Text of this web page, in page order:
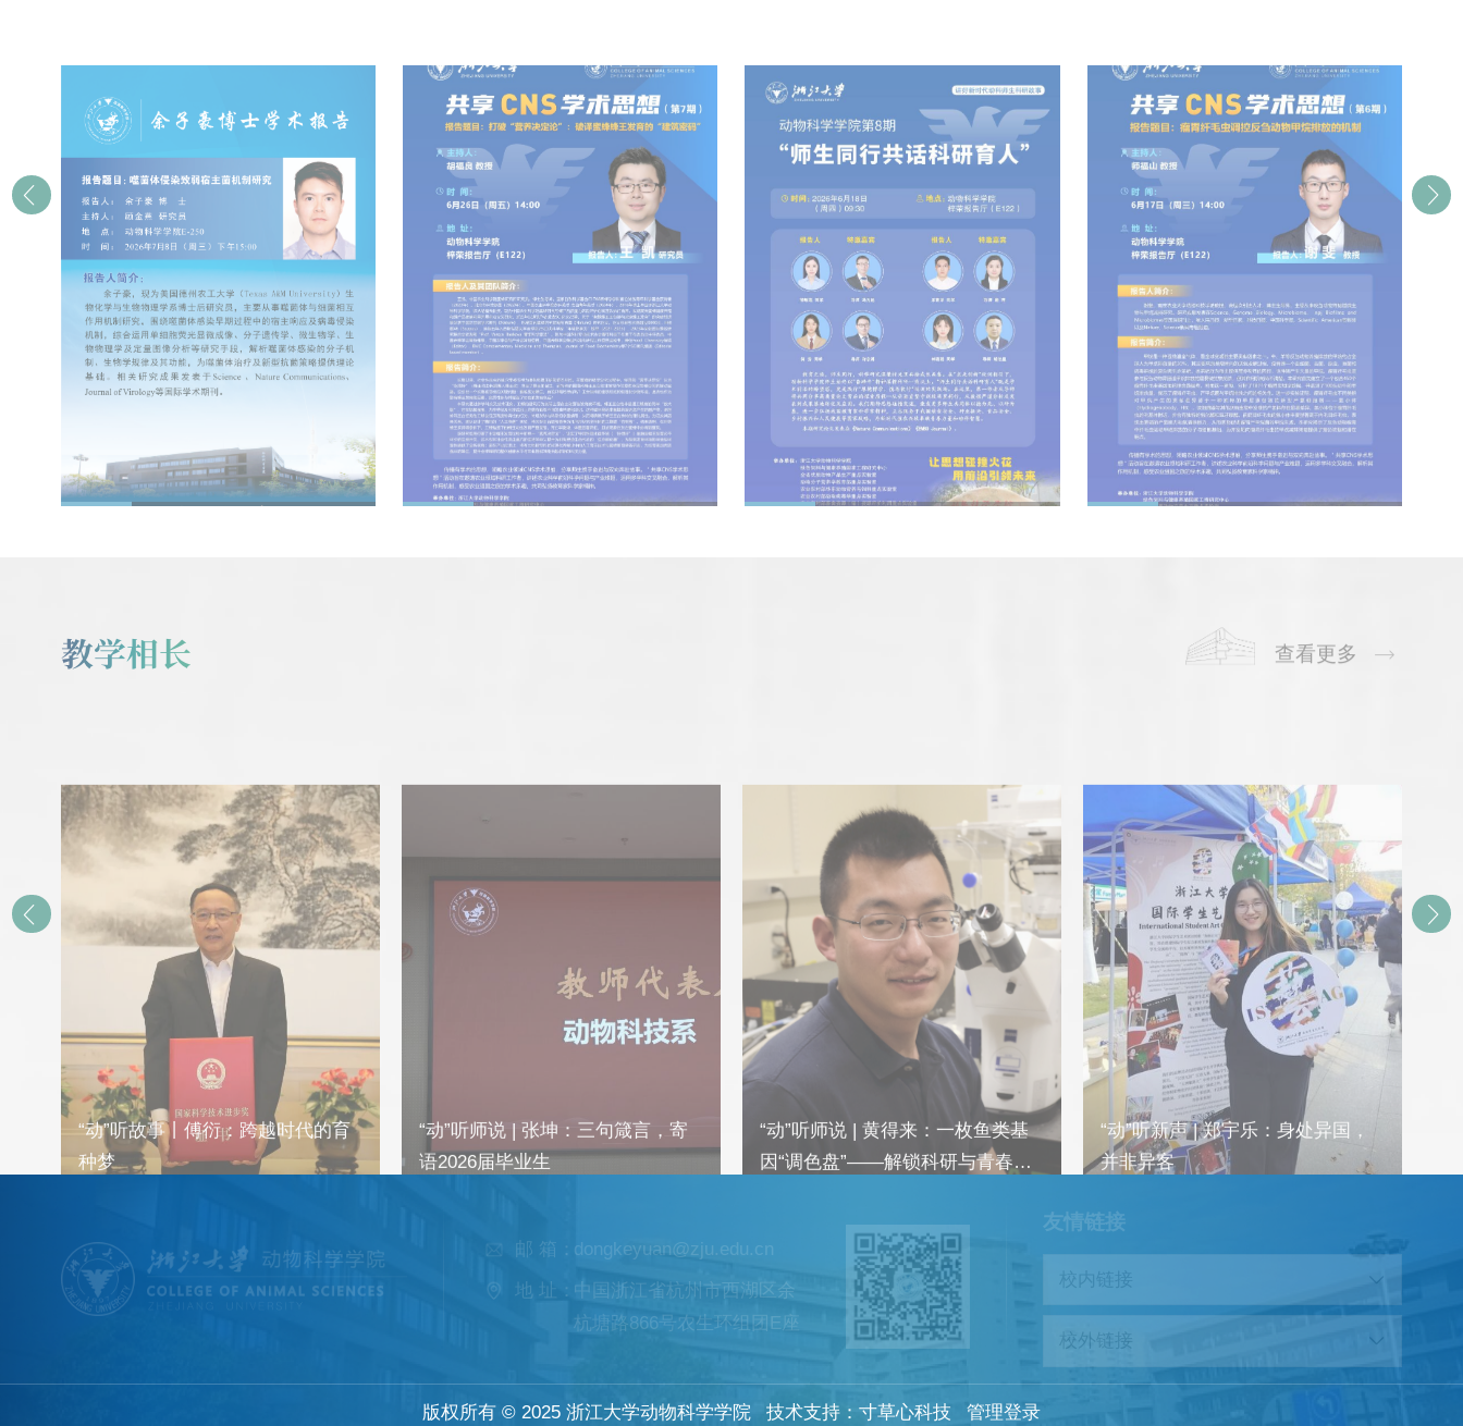
周五
06月
期：打破“营养决定论”：破
译蜜蜂蜂王发育的“建筑密
周四
18
06月
动物科学学院第8期“师生同
行共话科研育人”
周三 E122
17
CNS学术思想”
周五
05
06月
（第99期）-郝智慧教授学
术报告
教学相长 查看更多
“动”听师说 | 张坤：三句箴言，寄
语2026届毕业生
“动”听师说 | 黄得来：一枚鱼类基
“动”听新声 | 郑宇乐：身处异国，
并非异客
“动”听新声 | 沈雨甜：从泰和到实
验室的精准营养之旅
邮 箱：dongkeyuan@zju.edu.cn
地 址：中国浙江省杭州市西湖区余
杭塘路866号农生环组团E座
友情链接
校内链接
校外链接
版权所有 © 2025 浙江大学动物科学学院 技术支持： 寸草心科技 管理登录